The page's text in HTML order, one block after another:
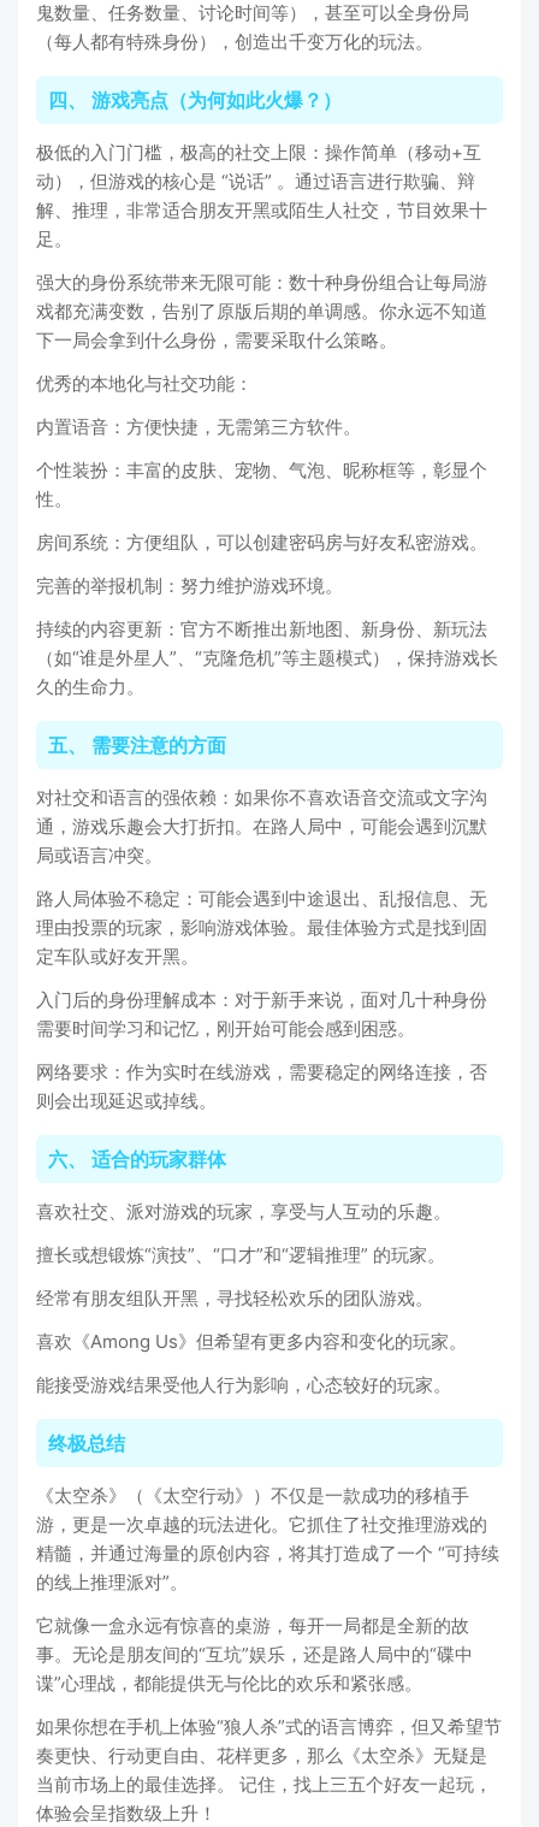
鬼数量、任务数量、讨论时间等），甚至可以全身份局
（每人都有特殊身份），创造出千变万化的玩法。
四、 游戏亮点（为何如此火爆？）
极低的入门门槛，极高的社交上限：操作简单（移动+互
动），但游戏的核心是 “说话” 。通过语言进行欺骗、辩
解、推理，非常适合朋友开黑或陌生人社交，节目效果十
足。
强大的身份系统带来无限可能：数十种身份组合让每局游
戏都充满变数，告别了原版后期的单调感。你永远不知道
下一局会拿到什么身份，需要采取什么策略。
优秀的本地化与社交功能：
内置语音：方便快捷，无需第三方软件。
个性装扮：丰富的皮肤、宠物、气泡、昵称框等，彰显个
性。
房间系统：方便组队，可以创建密码房与好友私密游戏。
完善的举报机制：努力维护游戏环境。
持续的内容更新：官方不断推出新地图、新身份、新玩法
（如“谁是外星人”、“克隆危机”等主题模式），保持游戏长
久的生命力。
五、 需要注意的方面
对社交和语言的强依赖：如果你不喜欢语音交流或文字沟
通，游戏乐趣会大打折扣。在路人局中，可能会遇到沉默
局或语言冲突。
路人局体验不稳定：可能会遇到中途退出、乱报信息、无
理由投票的玩家，影响游戏体验。最佳体验方式是找到固
定车队或好友开黑。
入门后的身份理解成本：对于新手来说，面对几十种身份
需要时间学习和记忆，刚开始可能会感到困惑。
网络要求：作为实时在线游戏，需要稳定的网络连接，否
则会出现延迟或掉线。
六、 适合的玩家群体
喜欢社交、派对游戏的玩家，享受与人互动的乐趣。
擅长或想锻炼“演技”、“口才”和“逻辑推理” 的玩家。
经常有朋友组队开黑，寻找轻松欢乐的团队游戏。
喜欢《Among Us》但希望有更多内容和变化的玩家。
能接受游戏结果受他人行为影响，心态较好的玩家。
终极总结
《太空杀》（《太空行动》）不仅是一款成功的移植手
游，更是一次卓越的玩法进化。它抓住了社交推理游戏的
精髓，并通过海量的原创内容，将其打造成了一个 “可持续
的线上推理派对”。
它就像一盒永远有惊喜的桌游，每开一局都是全新的故
事。无论是朋友间的“互坑”娱乐，还是路人局中的“碟中
谍”心理战，都能提供无与伦比的欢乐和紧张感。
如果你想在手机上体验“狼人杀”式的语言博弈，但又希望节
奏更快、行动更自由、花样更多，那么《太空杀》无疑是
当前市场上的最佳选择。 记住，找上三五个好友一起玩，
体验会呈指数级上升！